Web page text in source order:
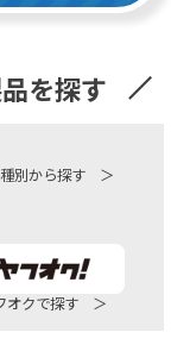
を探す
別から探す ＞
オクで探す ＞